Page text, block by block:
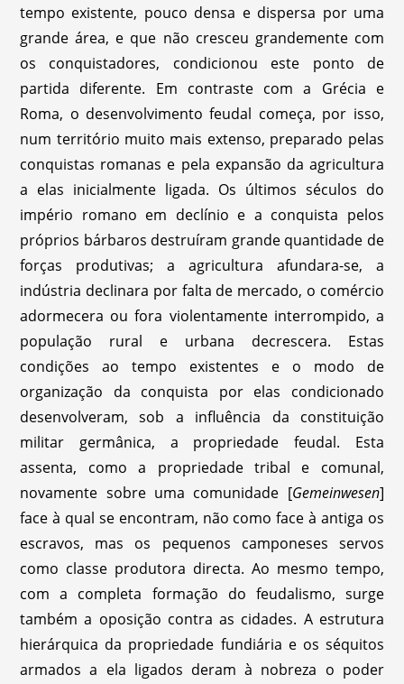
tempo existente, pouco densa e dispersa por uma
grande área, e que não cresceu grandemente com
os conquistadores, condicionou este ponto de
partida diferente. Em contraste com a Grécia e
Roma, o desenvolvimento feudal começa, por isso,
num território muito mais extenso, preparado pelas
conquistas romanas e pela expansão da agricultura
a elas inicialmente ligada. Os últimos séculos do
império romano em declínio e a conquista pelos
próprios bárbaros destruíram grande quantidade de
forças produtivas; a agricultura afundara-se, a
indústria declinara por falta de mercado, o comércio
adormecera ou fora violentamente interrompido, a
população rural e urbana decrescera. Estas
condições ao tempo existentes e o modo de
organização da conquista por elas condicionado
desenvolveram, sob a influência da constituição
militar germânica, a propriedade feudal. Esta
assenta, como a propriedade tribal e comunal,
novamente sobre uma comunidade [Gemeinwesen]
face à qual se encontram, não como face à antiga os
escravos, mas os pequenos camponeses servos
como classe produtora directa. Ao mesmo tempo,
com a completa formação do feudalismo, surge
também a oposição contra as cidades. A estrutura
hierárquica da propriedade fundiária e os séquitos
armados a ela ligados deram à nobreza o poder